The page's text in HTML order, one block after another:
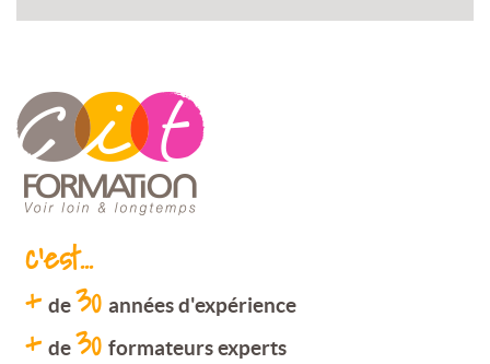
c'est...
+ de30 années d'expérience
+ de30 formateurs experts